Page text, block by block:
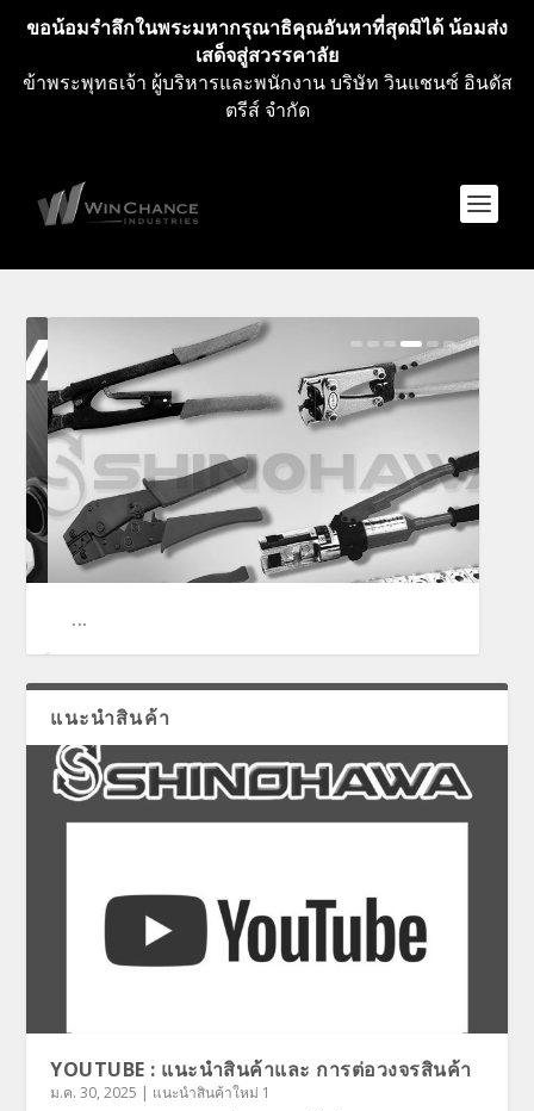
ขอน้อมรำลึกในพระมหากรุณาธิคุณอันหาที่สุดมิได้ น้อมส่ง
เสด็จสู่สวรรคาลัย
ข้าพระพุทธเจ้า ผู้บริหารและพนักงาน บริษัท วินแชนซ์ อินดัส
ตรีส์ จำกัด
แนะนำสินค้า
YOUTUBE : แนะนำสินค้าและ การต่อวงจรสินค้า
ม.ค. 30, 2025 | แนะนำสินค้าใหม่ 1